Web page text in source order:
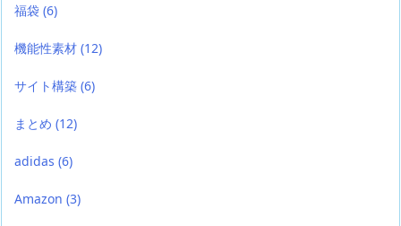
福袋 (6)
機能性素材 (12)
サイト構築 (6)
まとめ (12)
adidas (6)
Amazon (3)